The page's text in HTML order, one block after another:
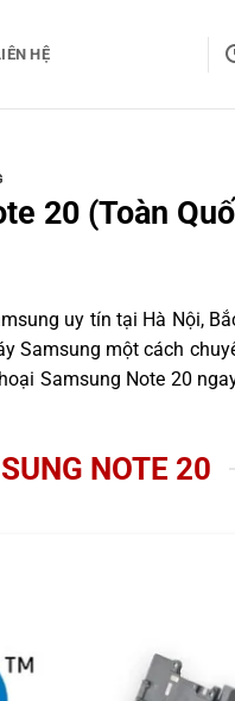
HỆ
20 (Toàn
uy tín tại Hà Nội,
Samsung một cách
Samsung Note 20
NOTE 20